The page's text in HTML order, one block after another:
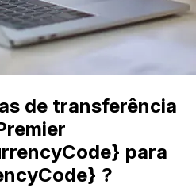
de transferência
para
?